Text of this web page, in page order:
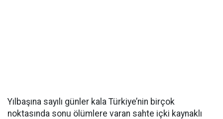
Yılbaşına sayılı günler kala Türkiye’nin birçok
noktasında sonu ölümlere varan sahte içki kaynaklı